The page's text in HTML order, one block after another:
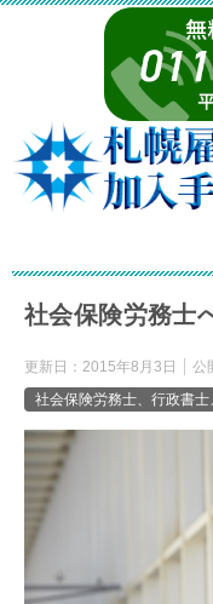
社会保険労務士
更新日： 2015年8月3日 公
社会保険労務士、行政書士